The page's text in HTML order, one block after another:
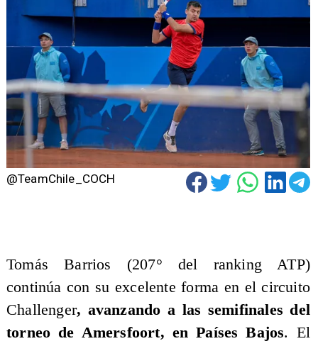
@TeamChile_COCH
Tomás Barrios (207° del ranking ATP)
continúa con su excelente forma en el circuito
Challenger, avanzando a las semifinales del
torneo de Amersfoort, en Países Bajos. El